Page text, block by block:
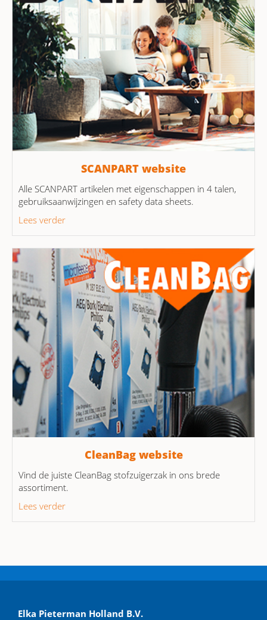
SCANPART website
Alle SCANPART artikelen met eigenschappen in 4 talen,
gebruiksaanwijzingen en safety data sheets.
Lees verder
CleanBag website
Vind de juiste CleanBag stofzuigerzak in ons brede
assortiment.
Lees verder
Elka Pieterman Holland B.V.